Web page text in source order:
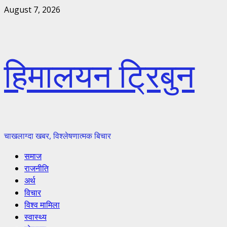
Skip
August 7, 2026
हिमालयन ट्रिबुन
चाखलाग्दा खबर, विश्लेषणात्मक बिचार
Primary
Menu
समाज
राजनीति
अर्थ
विचार
विश्व मामिला
स्वास्थ्य